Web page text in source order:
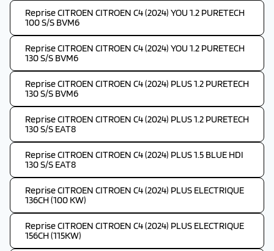
Reprise CITROEN CITROEN C4 (2024) YOU 1.2 PURETECH
100 S/S BVM6
Reprise CITROEN CITROEN C4 (2024) YOU 1.2 PURETECH
130 S/S BVM6
Reprise CITROEN CITROEN C4 (2024) PLUS 1.2 PURETECH
130 S/S BVM6
Reprise CITROEN CITROEN C4 (2024) PLUS 1.2 PURETECH
130 S/S EAT8
Reprise CITROEN CITROEN C4 (2024) PLUS 1.5 BLUE HDI
130 S/S EAT8
Reprise CITROEN CITROEN C4 (2024) PLUS ELECTRIQUE
136CH (100 KW)
Reprise CITROEN CITROEN C4 (2024) PLUS ELECTRIQUE
156CH (115KW)